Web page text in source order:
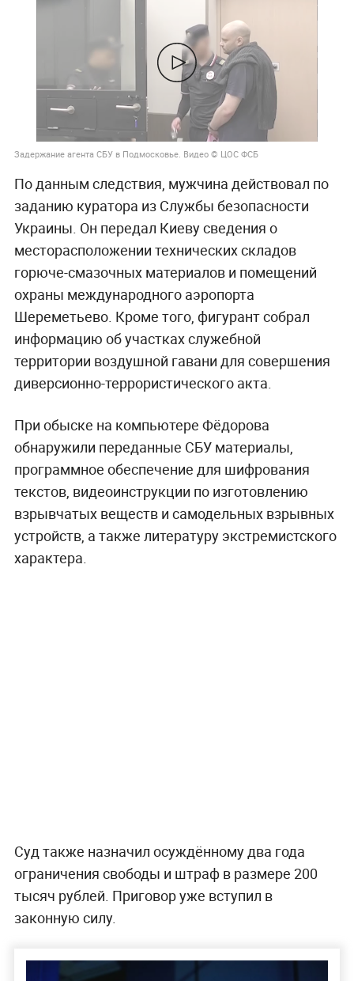
Задержание агента СБУ в Подмосковье. Видео © ЦОС ФСБ
По данным следствия, мужчина действовал по
заданию куратора из Службы безопасности
Украины. Он передал Киеву сведения о
месторасположении технических складов
горюче-смазочных материалов и помещений
охраны международного аэропорта
Шереметьево. Кроме того, фигурант собрал
информацию об участках служебной
территории воздушной гавани для совершения
диверсионно-террористического акта.
При обыске на компьютере Фёдорова
обнаружили переданные СБУ материалы,
программное обеспечение для шифрования
текстов, видеоинструкции по изготовлению
взрывчатых веществ и самодельных взрывных
устройств, а также литературу экстремистского
характера.
Суд также назначил осуждённому два года
ограничения свободы и штраф в размере 200
тысяч рублей. Приговор уже вступил в
законную силу.